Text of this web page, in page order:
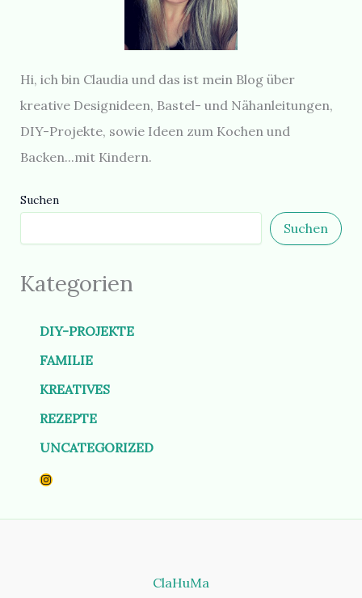
Hi, ich bin Claudia und das ist mein Blog über
kreative Designideen, Bastel- und Nähanleitungen,
DIY-Projekte, sowie Ideen zum Kochen und
Backen...mit Kindern.
Suchen
Suchen
Kategorien
DIY-PROJEKTE
FAMILIE
KREATIVES
REZEPTE
UNCATEGORIZED
Instagram
ClaHuMa